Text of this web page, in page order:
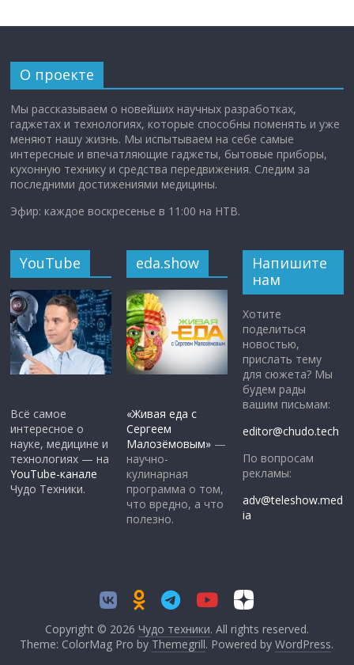
О проекте
Мы рассказываем о новейших научных разработках,
гаджетах и технологиях, которые способны поменять и уже
меняют нашу жизнь. Мы испытываем на себе самые
интересные и впечатляющие гаджеты, бытовые приборы,
кухонную технику и средства передвижения. Следим за
последними достижениями медицины.
Эфир: каждое воскресенье в 11:00 на НТВ.
YouTube
Всё самое
интересное о
науке, медицине и
технологиях — на
YouTube-канале
Чудо Техники.
eda.show
«Живая еда с
Сергеем
Малозёмовым» —
научно-
кулинарная
программа о том,
что вредно, а что
полезно.
Напишите
нам
Хотите
поделиться
новостью,
прислать тему
для сюжета? Мы
будем рады
вашим письмам:
editor@chudo.tech
По вопросам
рекламы:
adv@teleshow.med
ia
Copyright © 2026 Чудо техники. All rights reserved.
Theme: ColorMag Pro by Themegrill. Powered byWordPress.